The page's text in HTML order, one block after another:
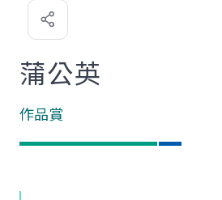
喜
歡
蒲公英
作品賞